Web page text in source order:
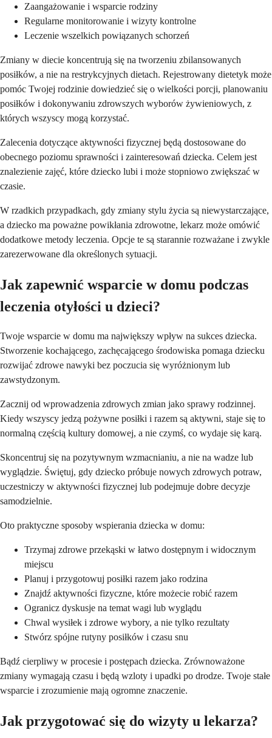
Zaangażowanie i wsparcie rodziny
Regularne monitorowanie i wizyty kontrolne
Leczenie wszelkich powiązanych schorzeń
Zmiany w diecie koncentrują się na tworzeniu zbilansowanych
posiłków, a nie na restrykcyjnych dietach. Rejestrowany dietetyk może
pomóc Twojej rodzinie dowiedzieć się o wielkości porcji, planowaniu
posiłków i dokonywaniu zdrowszych wyborów żywieniowych, z
których wszyscy mogą korzystać.
Zalecenia dotyczące aktywności fizycznej będą dostosowane do
obecnego poziomu sprawności i zainteresowań dziecka. Celem jest
znalezienie zajęć, które dziecko lubi i może stopniowo zwiększać w
czasie.
W rzadkich przypadkach, gdy zmiany stylu życia są niewystarczające,
a dziecko ma poważne powikłania zdrowotne, lekarz może omówić
dodatkowe metody leczenia. Opcje te są starannie rozważane i zwykle
zarezerwowane dla określonych sytuacji.
Jak zapewnić wsparcie w domu podczas
leczenia otyłości u dzieci?
Twoje wsparcie w domu ma największy wpływ na sukces dziecka.
Stworzenie kochającego, zachęcającego środowiska pomaga dziecku
rozwijać zdrowe nawyki bez poczucia się wyróżnionym lub
zawstydzonym.
Zacznij od wprowadzenia zdrowych zmian jako sprawy rodzinnej.
Kiedy wszyscy jedzą pożywne posiłki i razem są aktywni, staje się to
normalną częścią kultury domowej, a nie czymś, co wydaje się karą.
Skoncentruj się na pozytywnym wzmacnianiu, a nie na wadze lub
wyglądzie. Świętuj, gdy dziecko próbuje nowych zdrowych potraw,
uczestniczy w aktywności fizycznej lub podejmuje dobre decyzje
samodzielnie.
Oto praktyczne sposoby wspierania dziecka w domu:
Trzymaj zdrowe przekąski w łatwo dostępnym i widocznym
miejscu
Planuj i przygotowuj posiłki razem jako rodzina
Znajdź aktywności fizyczne, które możecie robić razem
Ogranicz dyskusje na temat wagi lub wyglądu
Chwal wysiłek i zdrowe wybory, a nie tylko rezultaty
Stwórz spójne rutyny posiłków i czasu snu
Bądź cierpliwy w procesie i postępach dziecka. Zrównoważone
zmiany wymagają czasu i będą wzloty i upadki po drodze. Twoje stałe
wsparcie i zrozumienie mają ogromne znaczenie.
Jak przygotować się do wizyty u lekarza?